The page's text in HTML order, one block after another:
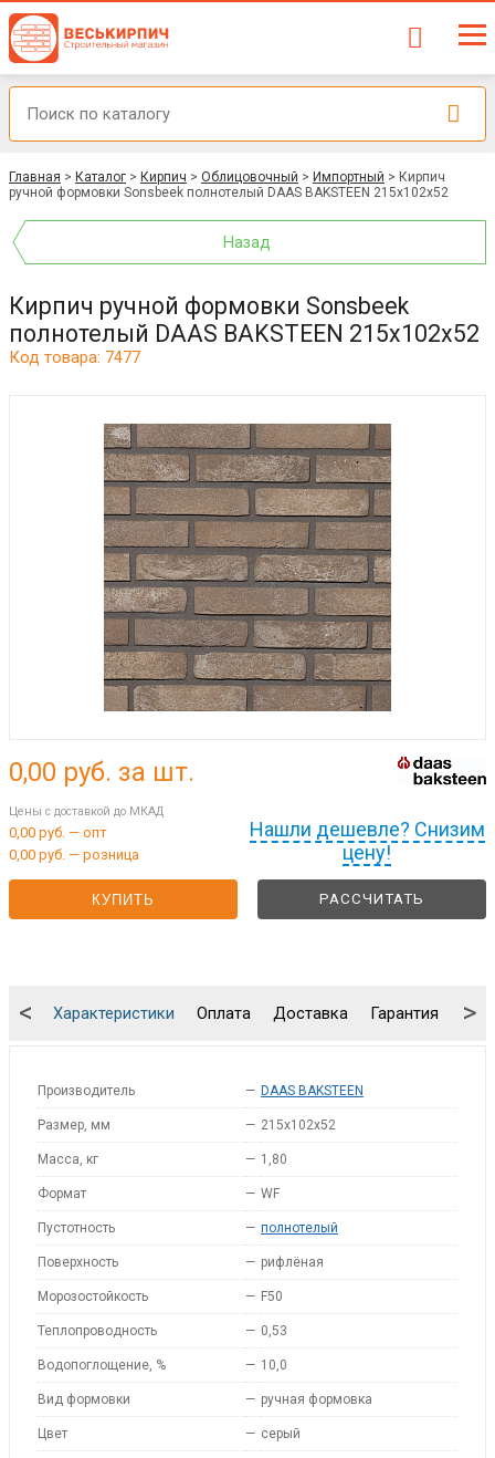
Главная > Каталог > Кирпич > Облицовочный > Импортный > Кирпич
ручной формовки Sonsbeek полнотелый DAAS BAKSTEEN 215x102x52
Назад
Кирпич ручной формовки Sonsbeek
полнотелый DAAS BAKSTEEN 215x102x52
Код товара: 7477
Нашли дешевле? Снизим
цену!
0,00 руб. за шт.
Цены с доставкой до МКАД
0,00 руб. — опт
0,00 руб. — розница
КУПИТЬ РАССЧИТАТЬ
Характеристики Оплата Доставка Гарантия
< >
Производитель — DAAS BAKSTEEN
Размер, мм — 215x102x52
Масса, кг — 1,80
Формат — WF
Пустотность — полнотелый
Поверхность — рифлёная
Морозостойкость — F50
Теплопроводность — 0,53
Водопоглощение, % — 10,0
Вид формовки — ручная формовка
Цвет — серый